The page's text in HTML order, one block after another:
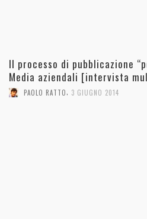
Il processo di pubblicazione
Media aziendali [intervista
PAOLO RATTO 3 GIUGNO 2014